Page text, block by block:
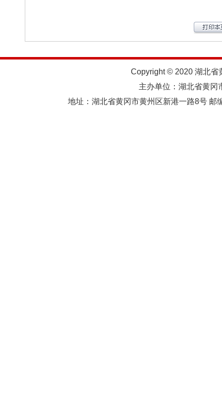
Copyright © 2020 湖北省
主办单位：湖北省黄
地址：湖北省黄冈市黄州区新港一路8号